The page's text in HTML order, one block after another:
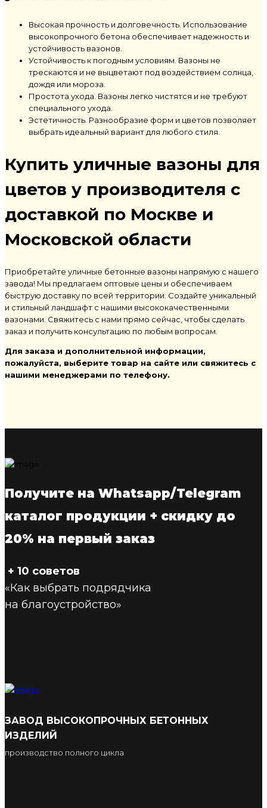
Высокая прочность и долговечность. Использование
высокопрочного бетона обеспечивает надежность и
устойчивость вазонов.
Устойчивость к погодным условиям. Вазоны не
трескаются и не выцветают под воздействием солнца,
дождя или мороза.
Простота ухода. Вазоны легко чистятся и не требуют
специального ухода.
Эстетичность. Разнообразие форм и цветов позволяет
выбрать идеальный вариант для любого стиля.
Купить уличные вазоны для
цветов у производителя с
доставкой по Москве и
Московской области
Приобретайте уличные бетонные вазоны напрямую с нашего
завода! Мы предлагаем оптовые цены и обеспечиваем
быструю доставку по всей территории. Создайте уникальный
и стильный ландшафт с нашими высококачественными
вазонами. Свяжитесь с нами прямо сейчас, чтобы сделать
заказ и получить консультацию по любым вопросам.
Для заказа и дополнительной информации,
пожалуйста, выберите товар на сайте или свяжитесь с
нашими менеджерами по телефону.
Получите на Whatsapp/Telegram
каталог продукции + скидку до
20% на первый заказ
+ 10 советов
«Как выбрать подрядчика
на благоустройство»
ЗАВОД ВЫСОКОПРОЧНЫХ БЕТОННЫХ
ИЗДЕЛИЙ
производство полного цикла